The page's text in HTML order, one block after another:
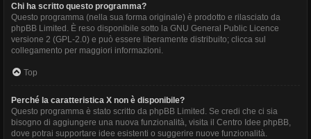
Chi ha scritto questo programma?
Questo programma (nella sua forma originale) è prodotto e rilasciato da
phpBB Limited . È reso disponibile sotto la GNU General Public Licence
versione 2 (GPL-2.0) e può essere liberamente distribuito; clicca sul
collegamento per maggiori informazioni.
Top
Perché la caratteristica X non è disponibile?
Questo programma è stato scritto da phpBB Limited. Se credi che ci sia
bisogno di aggiungere una nuova funzionalità, visita il Centro Idee phpBB,
dove potrai supportare idee esistenti o suggerire nuove funzionalità.